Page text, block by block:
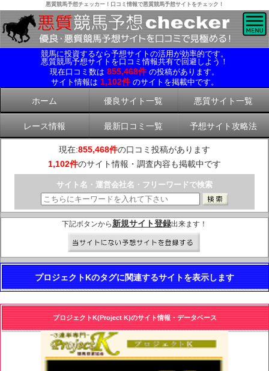
悪質競馬予想チェッカー！口コミ情報で悪質競馬予想サイトをチェック！
競馬に投資するなら予想サイトの活用が効率的です。
悪質競馬予想サイトを口コミ情報共有で回避しよう！
現在口コミ数は 855,468件 の投稿があります。
サイト情報は 1,102件 のサイトを掲載中です。
ホーム 優良サイト一覧 悪質サイト一覧
レース情報 最新口コミ一覧 予想サイト攻略法
現在:855,468件の口コミ投稿があります
1,102件のサイト情報・調査内容も掲載中です
サイト名・運営会社名・フリーワードで検索
下記ボタンから 新規サイト登録出来ます！
プロジェクトKのタグに関連するサイトを表示します
プロジェクトK(Project K)のサイト情報・データベース